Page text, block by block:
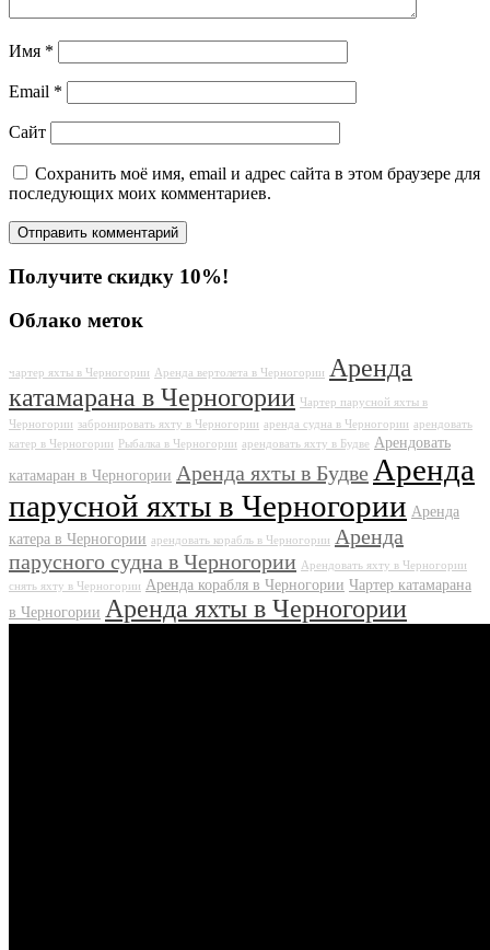
Имя *
Email *
Сайт
Сохранить моё имя, email и адрес сайта в этом браузере для
последующих моих комментариев.
Получите скидку 10%!
Облако меток
чартер яхты в Черногории Аренда вертолета в Черногории
Аренда
катамарана в Черногории Чартер парусной яхты в
Черногории забронировать яхту в Черногории аренда судна в Черногории арендовать
катер в Черногории
Рыбалка в Черногории арендовать яхту в Будве Арендовать
катамаран в Черногории Аренда яхты в Будве Аренда
парусной яхты в Черногории Аренда
катера в Черногории арендовать корабль в Черногории
Аренда
парусного судна в Черногории Арендовать яхту в Черногории
снять яхту в Черногории Аренда корабля в Черногории Чартер катамарана
в Черногории Аренда яхты в Черногории